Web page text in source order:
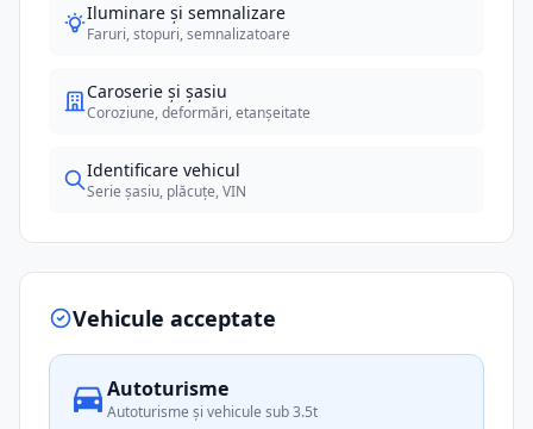
Iluminare și semnalizare
Faruri, stopuri, semnalizatoare
Caroserie și șasiu
Coroziune, deformări, etanșeitate
Identificare vehicul
Serie șasiu, plăcuțe, VIN
Vehicule acceptate
Autoturisme
Autoturisme și vehicule sub 3.5t